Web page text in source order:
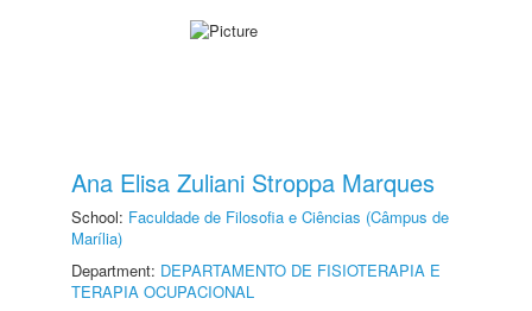
Ana Elisa Zuliani Stroppa Marques
School: Faculdade de Filosofia e Ciências (Câmpus de
Marília)
Department: DEPARTAMENTO DE FISIOTERAPIA E
TERAPIA OCUPACIONAL